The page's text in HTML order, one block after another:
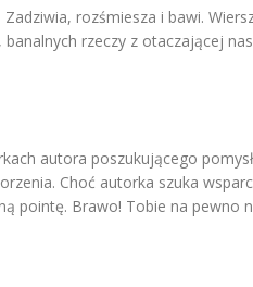
rozśmiesza i bawi.
rzeczy z otaczającej
autora poszukującego
Choć autorka szuka
pointę. Brawo! Tobie na pewno